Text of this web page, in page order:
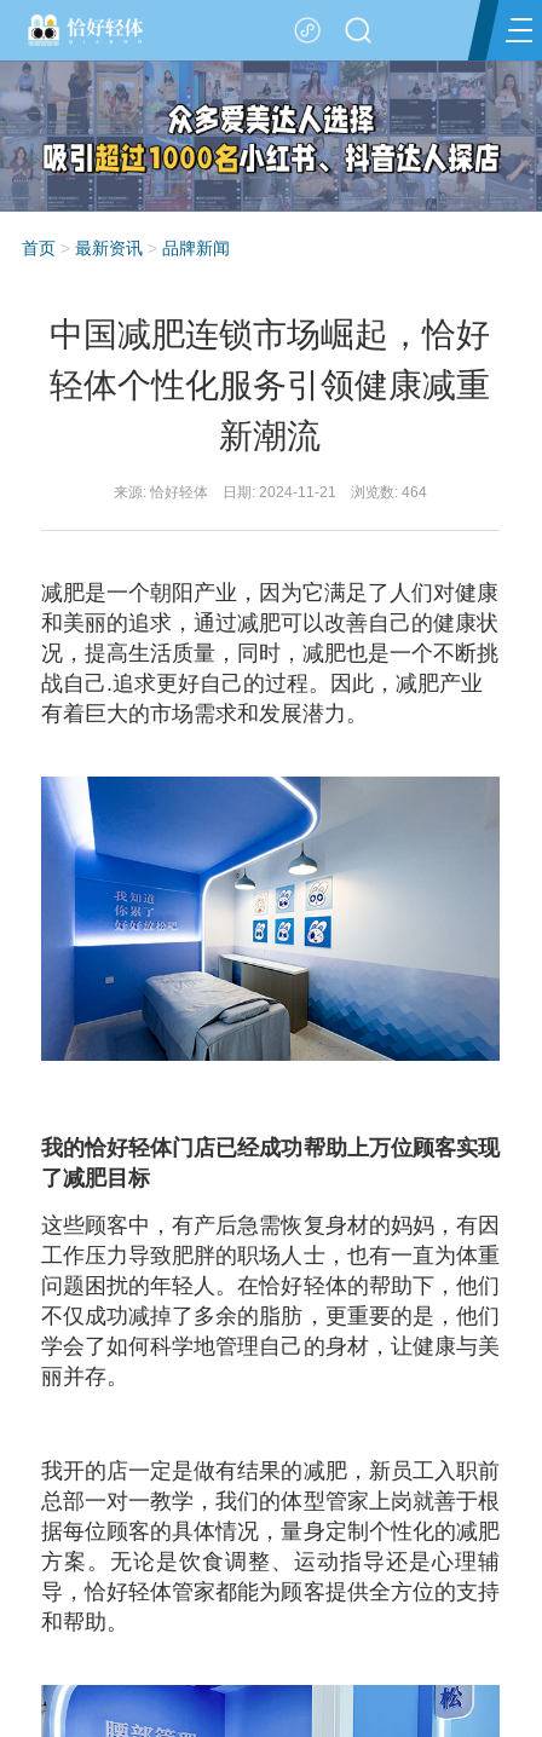
首页> 最新资讯> 品牌新闻
中国减肥连锁市场崛起，恰好
轻体个性化服务引领健康减重
新潮流
来源: 恰好轻体 日期: 2024-11-21 浏览数: 464
减肥是一个朝阳产业，因为它满足了人们对健康
和美丽的追求，通过减肥可以改善自己的健康状
况，提高生活质量，同时，减肥也是一个不断挑
战自己.追求更好自己的过程。
因此，减肥产业
有着巨大的市场需求和发展潜力。
我的恰好轻体门店已经成功帮助上万位顾客实现
了减肥目标
这些顾客中，有产后急需恢复身材的妈妈，有因
工作压力导致肥胖的职场人士，也有一直为体重
问题困扰的年轻人。在恰好轻体的帮助下，他们
不仅成功减掉了多余的脂肪，更重要的是，他们
学会了如何科学地管理自己的身材，让健康与美
丽并存。
我开的店一定是做有结果的减肥，新员工入职前
总部一对一教学，我们的体型管家上岗就善于根
据每位顾客的具体情况，量身定制个性化的减肥
方案。无论是饮食调整、运动指导还是心理辅
导，恰好轻体管家都能为顾客提供全方位的支持
和帮助。